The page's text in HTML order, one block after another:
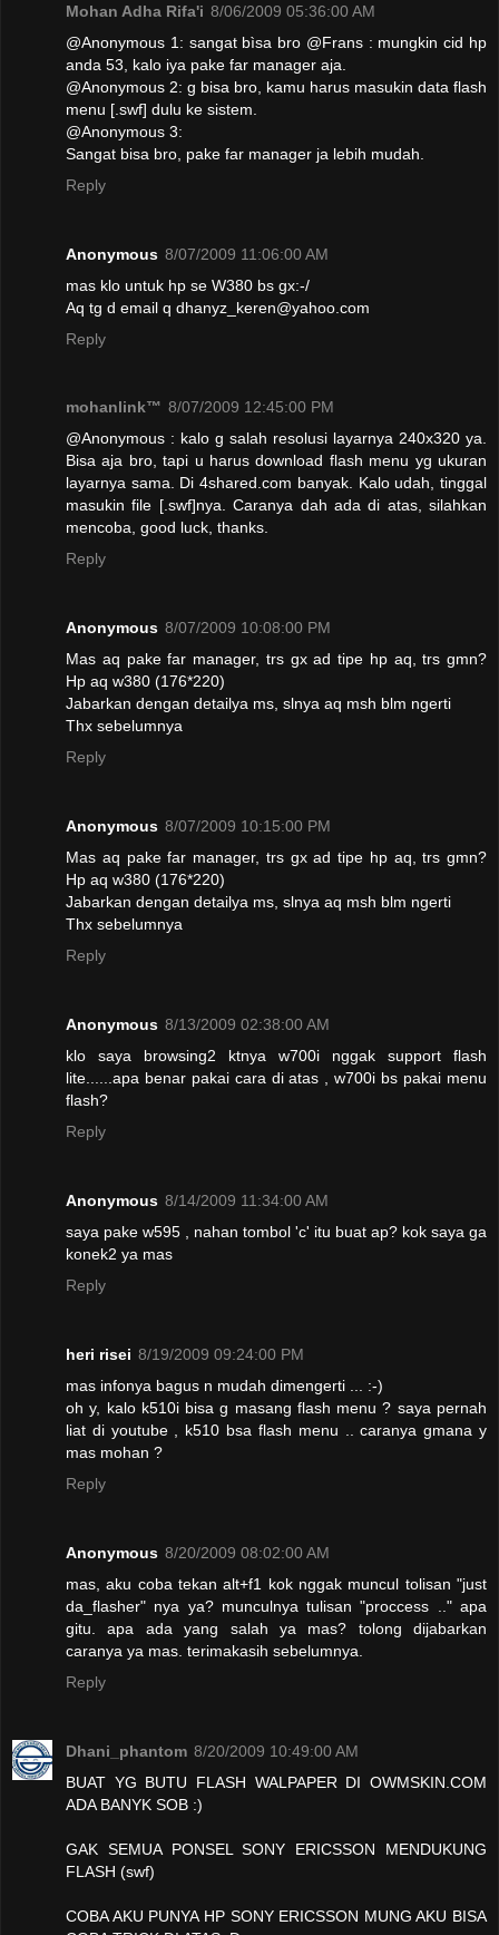
Mohan Adha Rifa'i 8/06/2009 05:36:00 AM
@Anonymous 1: sangat bìsa bro @Frans : mungkin cid hp
anda 53, kalo iya pake far manager aja.
@Anonymous 2: g bisa bro, kamu harus masukin data flash
menu [.swf] dulu ke sistem.
@Anonymous 3:
Sangat bisa bro, pake far manager ja lebih mudah.
Reply
Anonymous 8/07/2009 11:06:00 AM
mas klo untuk hp se W380 bs gx:-/
Aq tg d email q dhanyz_keren@yahoo.com
Reply
mohanlink™ 8/07/2009 12:45:00 PM
@Anonymous : kalo g salah resolusi layarnya 240x320 ya.
Bisa aja bro, tapi u harus download flash menu yg ukuran
layarnya sama. Di 4shared.com banyak. Kalo udah, tinggal
masukin file [.swf]nya. Caranya dah ada di atas, silahkan
mencoba, good luck, thanks.
Reply
Anonymous 8/07/2009 10:08:00 PM
Mas aq pake far manager, trs gx ad tipe hp aq, trs gmn?
Hp aq w380 (176*220)
Jabarkan dengan detailya ms, slnya aq msh blm ngerti
Thx sebelumnya
Reply
Anonymous 8/07/2009 10:15:00 PM
Mas aq pake far manager, trs gx ad tipe hp aq, trs gmn?
Hp aq w380 (176*220)
Jabarkan dengan detailya ms, slnya aq msh blm ngerti
Thx sebelumnya
Reply
Anonymous 8/13/2009 02:38:00 AM
klo saya browsing2 ktnya w700i nggak support flash
lite......apa benar pakai cara di atas , w700i bs pakai menu
flash?
Reply
Anonymous 8/14/2009 11:34:00 AM
saya pake w595 , nahan tombol 'c' itu buat ap? kok saya ga
konek2 ya mas
Reply
heri risei 8/19/2009 09:24:00 PM
mas infonya bagus n mudah dimengerti ... :-)
oh y, kalo k510i bisa g masang flash menu ? saya pernah
liat di youtube , k510 bsa flash menu .. caranya gmana y
mas mohan ?
Reply
Anonymous 8/20/2009 08:02:00 AM
mas, aku coba tekan alt+f1 kok nggak muncul tolisan "just
da_flasher" nya ya? munculnya tulisan "proccess .." apa
gitu. apa ada yang salah ya mas? tolong dijabarkan
caranya ya mas. terimakasih sebelumnya.
Reply
Dhani_phantom 8/20/2009 10:49:00 AM
BUAT YG BUTU FLASH WALPAPER DI OWMSKIN.COM
ADA BANYK SOB :)
GAK SEMUA PONSEL SONY ERICSSON MENDUKUNG
FLASH (swf)
COBA AKU PUNYA HP SONY ERICSSON MUNG AKU BISA